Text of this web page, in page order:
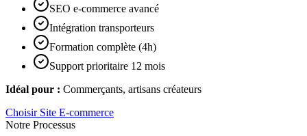
SEO e-commerce avancé
Intégration transporteurs
Formation complète (4h)
Support prioritaire 12 mois
Idéal pour : Commerçants, artisans créateurs
Choisir Site E-commerce
Notre Processus